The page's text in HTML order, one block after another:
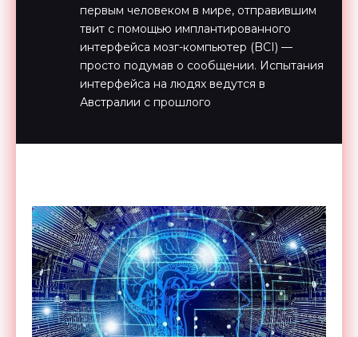
первым человеком в мире, отправившим
твит с помощью имплантированного
интерфейса мозг-компьютер (BCI) —
просто подумав о сообщении. Испытания
интерфейса на людях ведутся в
Австралии с прошлого